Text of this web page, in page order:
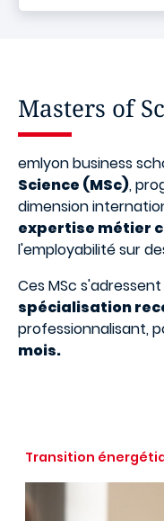
Masters of
emlyon business
Science (MSc),
dimension
expertise métier
l'employabilité sur
Ces MSc
spécialisation
professionnalisant,
mois.
Transition